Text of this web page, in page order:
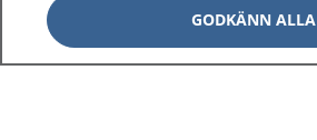
GODKÄNN ALLA